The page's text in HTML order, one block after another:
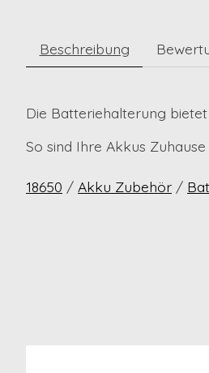
Beschreibung
Die Batteriehalterung
So sind Ihre Akkus
18650 / Akku Zubehör /